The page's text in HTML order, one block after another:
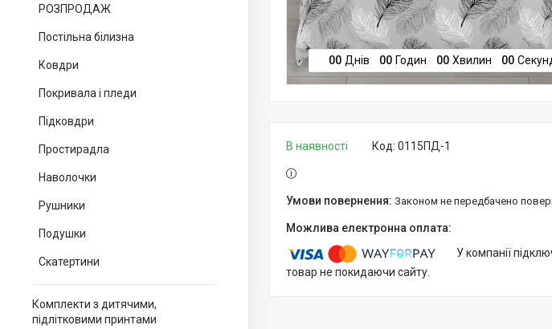
РОЗПРОДАЖ
Постільна білизна
Ковдри
Покривала і пледи
Підковдри
Простирадла
Наволочки
Рушники
Подушки
Скатертини
Комплекти з дитячими,
підлітковими принтами
00 Днів 00 Годин 00 Хвилин 00
В наявності Код: 0115ПД-1
Законом не передбачено
У компанії
товар не покидаючи сайту.